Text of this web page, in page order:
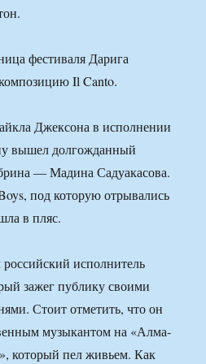
фестиваля Дарига
Il Canto.
Джексона в исполнении
вышел долгожданный
— Мадина Садуакасова.
под которую отрывались
в пляс.
российский исполнитель
зажег публику своими
Стоит отметить, что он
музыкантом на «Алма-
который пел живьем. Как